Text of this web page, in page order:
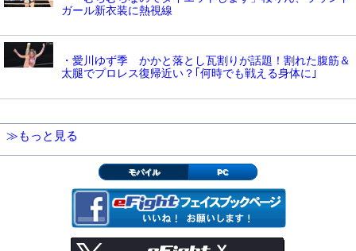
ガール新衣装に熱視線
・愛川ゆず季 かかと落とし瓦割りが話題！割れた腹筋＆
太腿でプロレス復帰近い？｢何時でも戦える身体に｣
≫もっと見る
モバイル PC